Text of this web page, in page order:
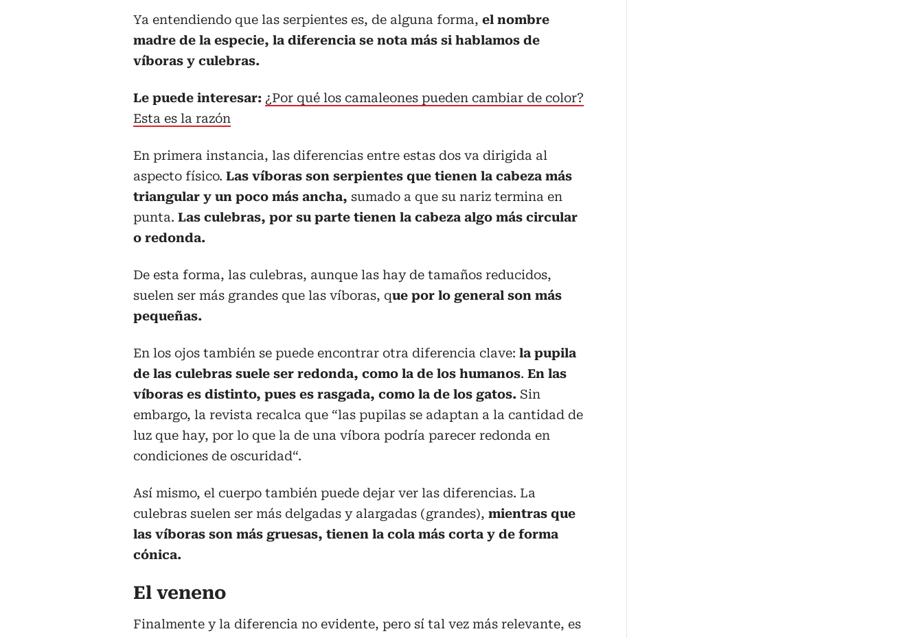
Ya entendiendo que las serpientes es, de alguna forma, el nombre
madre de la especie, la diferencia se nota más si hablamos de
víboras y culebras.
Le puede interesar: ¿Por qué los camaleones pueden cambiar de color?
Esta es la razón
En primera instancia, las diferencias entre estas dos va dirigida al
aspecto físico. Las víboras son serpientes que tienen la cabeza más
triangular y un poco más ancha, sumado a que su nariz termina en
punta. Las culebras, por su parte tienen la cabeza algo más circular
o redonda.
De esta forma, las culebras, aunque las hay de tamaños reducidos,
suelen ser más grandes que las víboras, que por lo general son más
pequeñas.
En los ojos también se puede encontrar otra diferencia clave: la pupila
de las culebras suele ser redonda, como la de los humanos. En las
víboras es distinto, pues es rasgada, como la de los gatos. Sin
embargo, la revista recalca que “las pupilas se adaptan a la cantidad de
luz que hay, por lo que la de una víbora podría parecer redonda en
condiciones de oscuridad“.
Así mismo, el cuerpo también puede dejar ver las diferencias. La
culebras suelen ser más delgadas y alargadas (grandes), mientras que
las víboras son más gruesas, tienen la cola más corta y de forma
cónica.
El veneno
Finalmente y la diferencia no evidente, pero sí tal vez más relevante, es